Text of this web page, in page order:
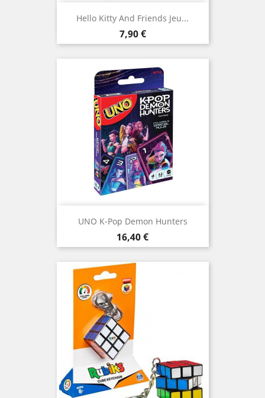
Hello Kitty And Friends Jeu...
Prix
7,90 €
UNO K-Pop Demon Hunters
Prix
16,40 €